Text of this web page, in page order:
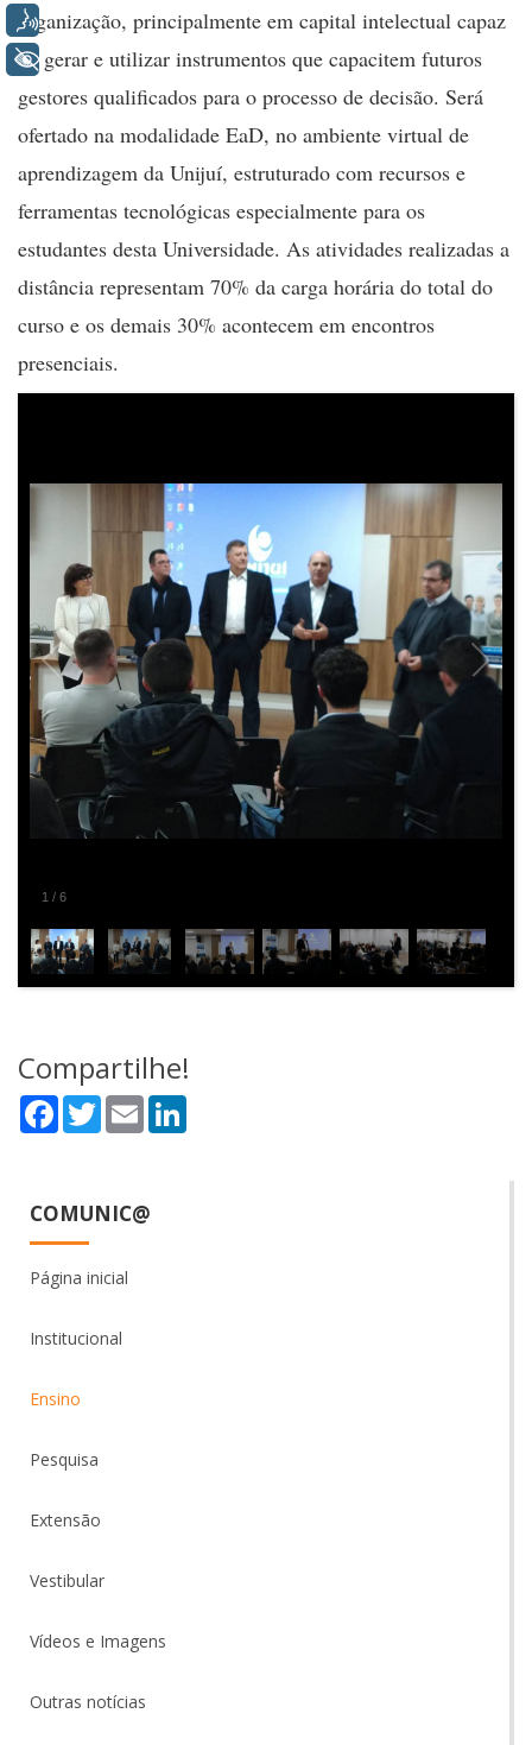
organização, principalmente em capital intelectual capaz
de gerar e utilizar instrumentos que capacitem futuros
gestores qualificados para o processo de decisão. Será
ofertado na modalidade EaD, no ambiente virtual de
aprendizagem da Unijuí, estruturado com recursos e
ferramentas tecnológicas especialmente para os
estudantes desta Universidade. As atividades realizadas a
distância representam 70% da carga horária do total do
curso e os demais 30% acontecem em encontros
presenciais.
2 / 6
Compartilhe!
Facebook
TwitterEmail
COMUNIC@
Página inicial
Institucional
Ensino
Pesquisa
Extensão
Vestibular
Vídeos e Imagens
Outras notícias
Voz
+ Acessibilidade